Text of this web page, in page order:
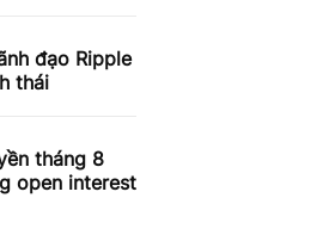
đạo Ripple
thái
tháng 8
open interest